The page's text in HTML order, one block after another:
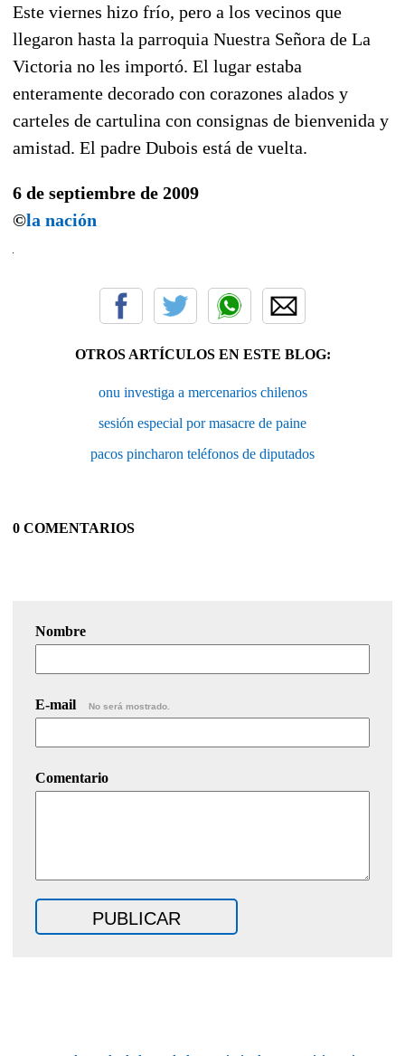
Este viernes hizo frío, pero a los vecinos que
llegaron hasta la parroquia Nuestra Señora de La
Victoria no les importó. El lugar estaba
enteramente decorado con corazones alados y
carteles de cartulina con consignas de bienvenida y
amistad. El padre Dubois está de vuelta.
6 de septiembre de 2009
©la nación
OTROS ARTÍCULOS EN ESTE BLOG:
onu investiga a mercenarios chilenos
sesión especial por masacre de paine
pacos pincharon teléfonos de diputados
0 COMENTARIOS
Nombre
E-mail No será mostrado.
Comentario